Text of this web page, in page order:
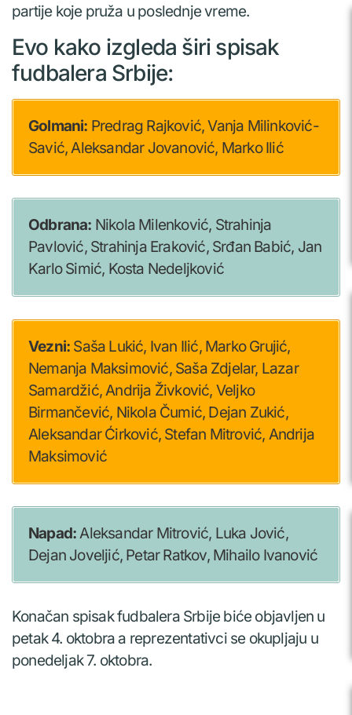
partije koje pruža u poslednje vreme.
Evo kako izgleda širi spisak
fudbalera Srbije:
Golmani: Predrag Rajković, Vanja Milinković-
Savić, Aleksandar Jovanović, Marko Ilić
Odbrana: Nikola Milenković, Strahinja
Pavlović, Strahinja Eraković, Srđan Babić, Jan
Karlo Simić, Kosta Nedeljković
Vezni: Saša Lukić, Ivan Ilić, Marko Grujić,
Nemanja Maksimović, Saša Zdjelar, Lazar
Samardžić, Andrija Živković, Veljko
Birmančević, Nikola Čumić, Dejan Zukić,
Aleksandar Ćirković, Stefan Mitrović, Andrija
Maksimović
Napad:Aleksandar Mitrović, Luka Jović,
Dejan Joveljić, Petar Ratkov, Mihailo Ivanović
Konačan spisak fudbalera Srbije biće objavljen u
petak 4. oktobra a reprezentativci se okupljaju u
ponedeljak 7. oktobra.